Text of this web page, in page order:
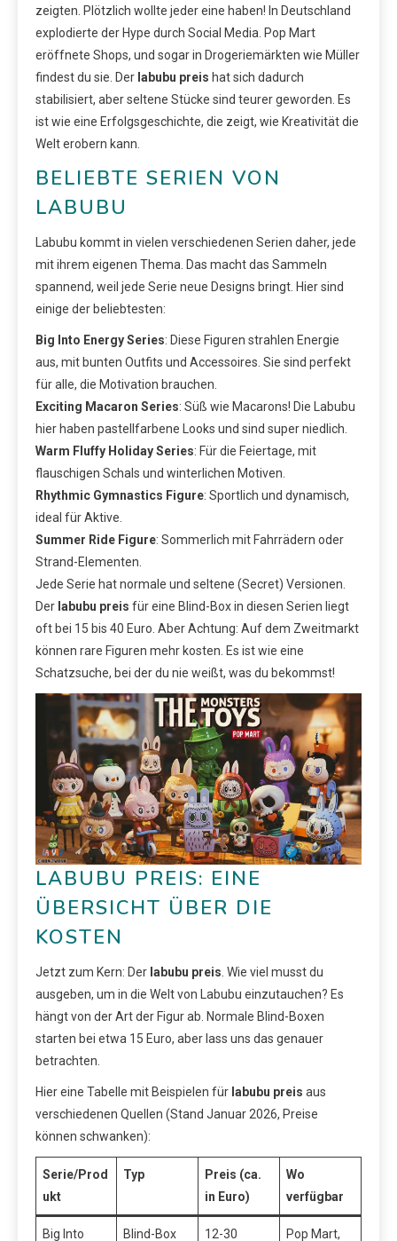
zeigten. Plötzlich wollte jeder eine haben! In Deutschland
explodierte der Hype durch Social Media. Pop Mart
eröffnete Shops, und sogar in Drogeriemärkten wie Müller
findest du sie. Der labubu preis hat sich dadurch
stabilisiert, aber seltene Stücke sind teurer geworden. Es
ist wie eine Erfolgsgeschichte, die zeigt, wie Kreativität die
Welt erobern kann.
BELIEBTE SERIEN VON
LABUBU
Labubu kommt in vielen verschiedenen Serien daher, jede
mit ihrem eigenen Thema. Das macht das Sammeln
spannend, weil jede Serie neue Designs bringt. Hier sind
einige der beliebtesten:
Big Into Energy Series: Diese Figuren strahlen Energie
aus, mit bunten Outfits und Accessoires. Sie sind perfekt
für alle, die Motivation brauchen.
Exciting Macaron Series: Süß wie Macarons! Die Labubu
hier haben pastellfarbene Looks und sind super niedlich.
Warm Fluffy Holiday Series: Für die Feiertage, mit
flauschigen Schals und winterlichen Motiven.
Rhythmic Gymnastics Figure: Sportlich und dynamisch,
ideal für Aktive.
Summer Ride Figure: Sommerlich mit Fahrrädern oder
Strand-Elementen.
Jede Serie hat normale und seltene (Secret) Versionen.
Der labubu preis für eine Blind-Box in diesen Serien liegt
oft bei 15 bis 40 Euro. Aber Achtung: Auf dem Zweitmarkt
können rare Figuren mehr kosten. Es ist wie eine
Schatzsuche, bei der du nie weißt, was du bekommst!
LABUBU PREIS: EINE
ÜBERSICHT ÜBER DIE
KOSTEN
Jetzt zum Kern: Der labubu preis. Wie viel musst du
ausgeben, um in die Welt von Labubu einzutauchen? Es
hängt von der Art der Figur ab. Normale Blind-Boxen
starten bei etwa 15 Euro, aber lass uns das genauer
betrachten.
Hier eine Tabelle mit Beispielen für labubu preis aus
verschiedenen Quellen (Stand Januar 2026, Preise
können schwanken):
Serie/Prod
ukt
Typ
Preis (ca.
in Euro)
Wo
verfügbar
Big Into Blind-Box 12-30 Pop Mart,